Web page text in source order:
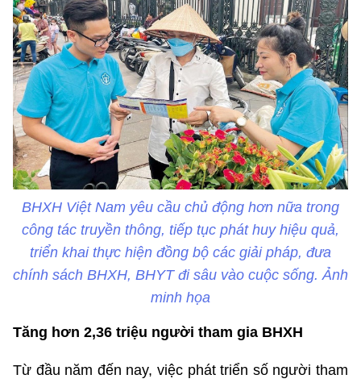
BHXH Việt Nam yêu cầu chủ động hơn nữa trong
công tác truyền thông, tiếp tục phát huy hiệu quả,
triển khai thực hiện đồng bộ các giải pháp, đưa
chính sách BHXH, BHYT đi sâu vào cuộc sống. Ảnh
minh họa
Tăng hơn 2,36 triệu người tham gia BHXH
Từ đầu năm đến nay, việc phát triển số người tham